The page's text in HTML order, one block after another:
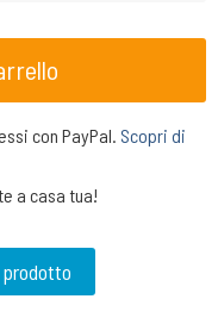
con PayPal. Scopri di
a casa tua!